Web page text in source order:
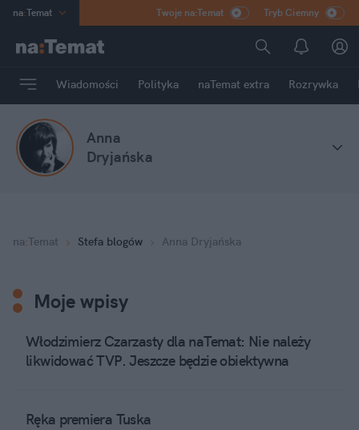
na:Temat
Poland
mama
HERO
Rozrywka
Twoje na:Temat Tryb Ciemny
Wiadomości Polityka naTemat extra Rozrywka
Anna
Dryjańska
na:Temat Stefa blogów Anna Dryjańska
Moje wpisy
Włodzimierz Czarzasty dla naTemat: Nie należy
likwidować TVP. Jeszcze będzie obiektywna
Ręka premiera Tuska